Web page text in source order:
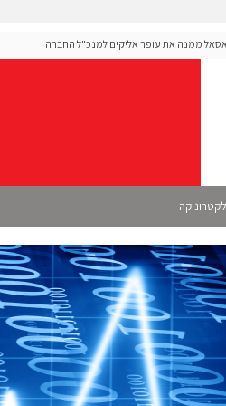
ממנה את עופר אליקים למנכ"ל החברה